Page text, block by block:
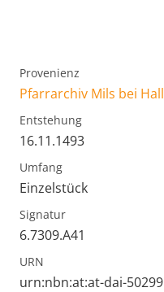
Provenienz
Pfarrarchiv Mils bei Hall
Entstehung
16.11.1493
Umfang
Einzelstück
Signatur
6.7309.A41
URN
urn:nbn:at:at-dai-50299